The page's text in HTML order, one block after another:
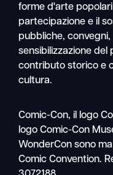
forme d'arte
partecipazione e il
pubbliche,
sensibilizzazione del
contributo storico e
cultura.
Comic-Con, il logo
logo Comic-Con
WonderCon sono
Comic Convention.